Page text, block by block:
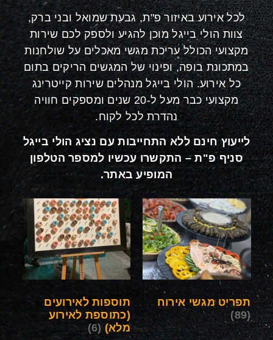
לכל אירוע באיזור פ"ת, גבעת שמואל ובני ברק,
צוות הולי בייגל מוכן להגיע ולספק לכם שירות
מקצועי הכולל עריכת מגשי מאכלים על שולחנות
במתכונת בופה, ופינוי של המגשים הריקים בתום
כל אירוע. הולי בייגל מנהלים שירות קייטרינג
מקצועי כבר מעל ל-20 שנים ומספקים חוויה
נהדרת לכל לקוח.
לייעוץ חינם ללא התחייבות עם נציג הולי בייגל
סניף פ"ת – התקשרו עכשיו למספר הטלפון
המופיע באתר.
תפריט מגשי אירוח
(89)
תוספות לאירועים
(כתוספת לאירוע
מלא)(6)